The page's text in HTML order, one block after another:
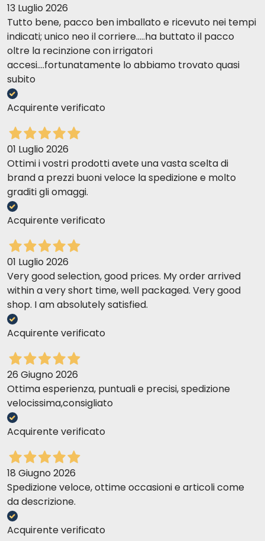
13 Luglio 2026
Tutto bene, pacco ben imballato e ricevuto nei tempi
indicati; unico neo il corriere.....ha buttato il pacco
oltre la recinzione con irrigatori
accesi....fortunatamente lo abbiamo trovato quasi
subito
Acquirente verificato
01 Luglio 2026
Ottimi i vostri prodotti avete una vasta scelta di
brand a prezzi buoni veloce la spedizione e molto
graditi gli omaggi.
Acquirente verificato
01 Luglio 2026
Very good selection, good prices. My order arrived
within a very short time, well packaged. Very good
shop. I am absolutely satisfied.
Acquirente verificato
26 Giugno 2026
Ottima esperienza, puntuali e precisi, spedizione
velocissima,consigliato
Acquirente verificato
18 Giugno 2026
Spedizione veloce, ottime occasioni e articoli come
da descrizione.
Acquirente verificato